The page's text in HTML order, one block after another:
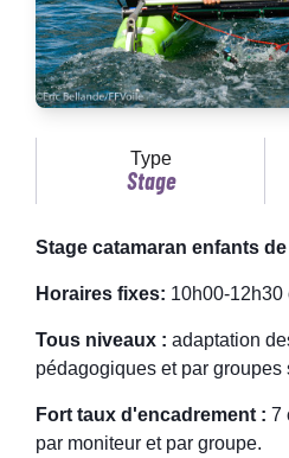
Type
Stage
Stage catamaran enfants
Horaires fixes: 10h00-12h30
Tous niveaux : adaptation
pédagogiques et par groupes
Fort taux d'encadrement : 7
par moniteur et par groupe.